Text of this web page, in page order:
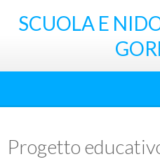
SCUOLA E
Progetto